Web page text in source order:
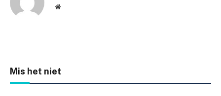
Website
Mis het niet